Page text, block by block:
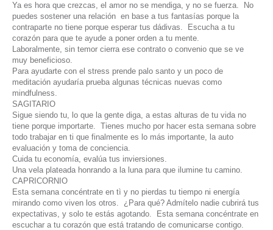
Ya es hora que crezcas, el amor no se mendiga, y no se fuerza. No
puedes sostener una relación en base a tus fantasías porque la
contraparte no tiene porque esperar tus dádivas. Escucha a tu
corazón para que te ayude a poner orden a tu mente.
Laboralmente, sin temor cierra ese contrato o convenio que se ve
muy beneficioso.
Para ayudarte con el stress prende palo santo y un poco de
meditación ayudaría prueba algunas técnicas nuevas como
mindfulness.
SAGITARIO
Sigue siendo tu, lo que la gente diga, a estas alturas de tu vida no
tiene porque importarte. Tienes mucho por hacer esta semana sobre
todo trabajar en ti que finalmente es lo más importante, la auto
evaluación y toma de conciencia.
Cuida tu economía, evalúa tus inviersiones.
Una vela plateada honrando a la luna para que ilumine tu camino.
CAPRICORNIO
Esta semana concéntrate en tì y no pierdas tu tiempo ni energía
mirando como viven los otros. ¿Para qué? Admítelo nadie cubrirá tus
expectativas, y solo te estás agotando. Esta semana concéntrate en
escuchar a tu corazón que está tratando de comunicarse contigo.